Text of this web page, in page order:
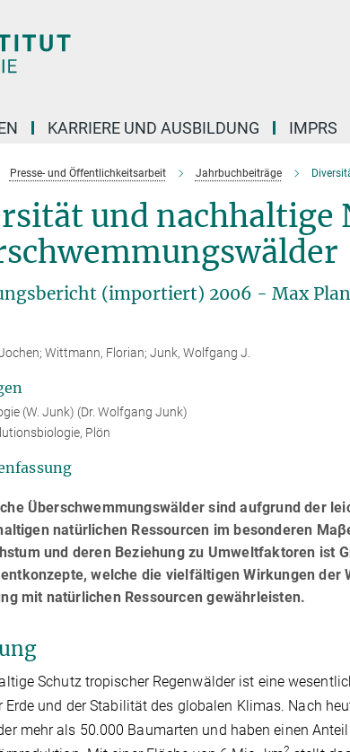
KARRIERE UND AUSBILDUNG IMPRS
Presse- und Öffentlichkeitsarbeit Jahrbuchbeiträge
und nachhaltige
(importiert) 2006 - Max
Wittmann, Florian; Junk, Wolfgang J.
(W. Junk) (Dr. Wolfgang Junk)
Plön
Überschwemmungswälder sind aufgrund der
natürlichen Ressourcen im besonderen
und deren Beziehung zu Umweltfaktoren ist
welche die vielfältigen Wirkungen
mit natürlichen Ressourcen gewährleisten.
Schutz tropischer Regenwälder ist eine
Erde und der Stabilität des globalen Klimas. Nach
mehr als 50.000 Baumarten und haben einen